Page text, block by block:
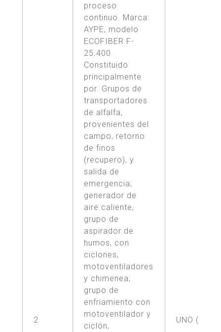
2
proceso
continuo. Marca:
AYPE, modelo
ECOFIBER F-
25.400.
Constituido
principalmente
por. Grupos de
transportadores
de alfalfa,
provenientes del
campo, retorno
de finos
(recupero), y
salida de
emergencia;
generador de
aire caliente,
grupo de
aspirador de
humos, con
ciclones,
motoventiladores
y chimenea;
grupo de
enfriamiento con
motoventilador y
ciclón,
UNO (1)